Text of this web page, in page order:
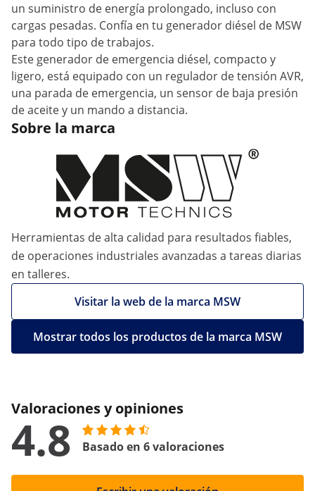
un suministro de energía prolongado, incluso con
cargas pesadas. Confía en tu generador diésel de MSW
para todo tipo de trabajos.
Este generador de emergencia diésel, compacto y
ligero, está equipado con un regulador de tensión AVR,
una parada de emergencia, un sensor de baja presión
de aceite y un mando a distancia.
Sobre la marca
Herramientas de alta calidad para resultados fiables,
de operaciones industriales avanzadas a tareas diarias
en talleres.
Visitar la web de la marca MSW
Mostrar todos los productos de la marca MSW
Valoraciones y opiniones
4.8 Basado en 6 valoraciones